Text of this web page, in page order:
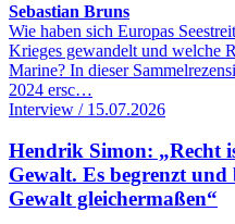
Sebastian Bruns
Wie haben sich Europas
Krieges gewandelt und welche
Marine? In dieser
2024 ersc…
Interview / 15.07.2026
Hendrik Simon: „Recht
Gewalt. Es begrenzt
Gewalt gleichermaßen“